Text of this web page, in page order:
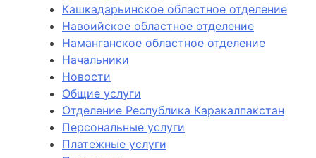
Кашкадарьинское областное отделение
Навоийское областное отделение
Наманганское областное отделение
Начальники
Новости
Общие услуги
Отделение Республика Каракалпакстан
Персональные услуги
Платежные услуги